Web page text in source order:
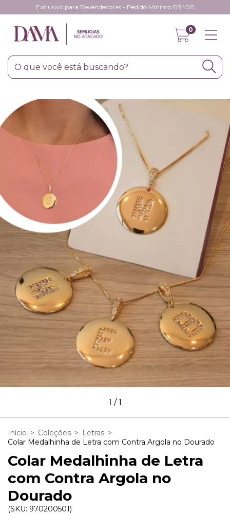
Exclusivo para Revendedoras - Pedido Mínimo R$400
0
1 /1
Início > Coleções > Letras >
Colar Medalhinha de Letra com Contra Argola no Dourado
Colar Medalhinha de Letra
com Contra Argola no
Dourado
(SKU: 970200501)